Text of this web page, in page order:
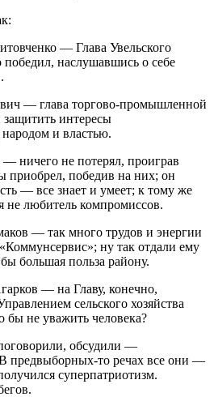
— Глава Увельского
победил, наслушавшись о себе
— глава торгово-промышленной
интересы
и властью.
ничего не потерял, проиграв
приобрел, победив на них; он
— все знает и умеет; к тому же
не любитель компромиссов.
— так много трудов и энергии
ну так отдали ему
большая польза району.
— на Главу, конечно,
сельского хозяйства
бы не уважить человека?
обсудили —
предвыборных-то речах все они —
суперпатриотизм.